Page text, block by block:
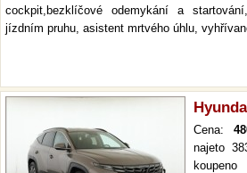
cockpit,bezklíčové odemykání a
jízdním pruhu, asistent mrtvého úhlu,
Cena:
najeto